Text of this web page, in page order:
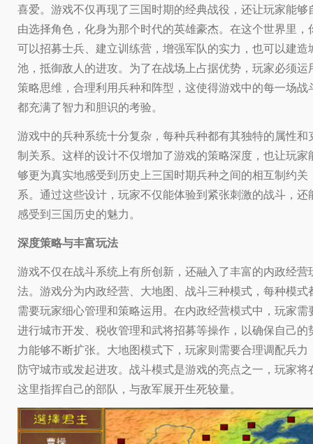
喜爱。游戏不仅再现了三国时期的经典战役，还让玩家能够
由选择角色，化身为那个时代的英雄豪杰。在这个世界里，
可以招募士兵、建立训练营，增强军队的实力，也可以建造
池，抵御敌人的进攻。为了在战场上占据优势，玩家必须运
策略思维，合理利用兵种和阵型，这使得游戏中的每一场战
都充满了智力和胆识的考验。
游戏中的兵种系统十分复杂，每种兵种都有其独特的属性和
制关系。这样的设计不仅增加了游戏的策略深度，也让玩家
够更为真实地感受到历史上三国时期兵种之间的相互制约关
系。通过这些设计，玩家不仅能体验到紧张刺激的战斗，还
感受到三国历史的魅力。
深度策略与丰富玩法
游戏不仅在战斗系统上有所创新，还融入了丰富的内政经营
法。游戏分为内政经营、大地图、战斗三种模式，每种模式
需要玩家细心管理和策略运用。在内政经营模式中，玩家需
进行城市开发、税收管理和武将招募等操作，以确保自己的
力能够不断扩张。大地图模式下，玩家则需要合理调配兵力
防守城市或发起进攻。战斗模式是游戏的亮点之一，玩家将
这里指挥自己的部队，与敌军展开生死较量。